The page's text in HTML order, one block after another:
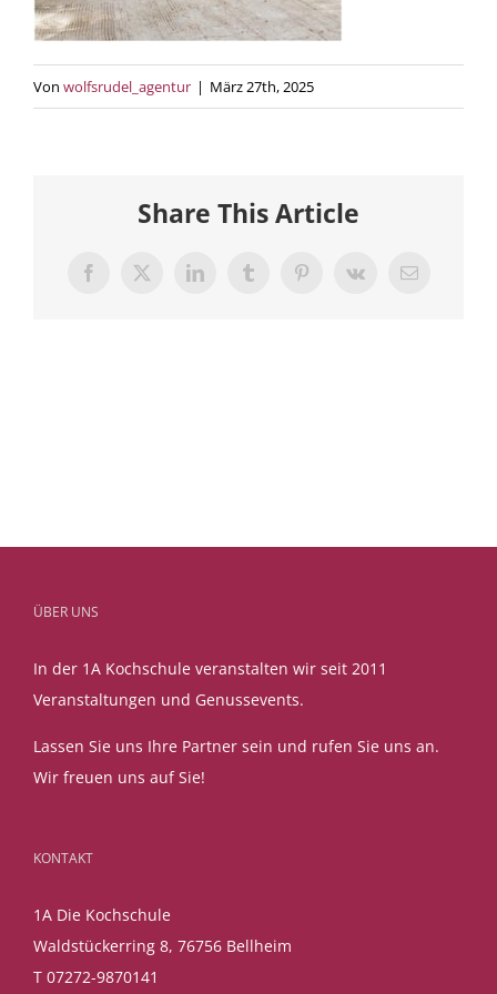
Von wolfsrudel_agentur | März 27th, 2025
Share This Article
Facebook
X LinkedInTumblrPinterestVk
E-
ÜBER UNS
In der 1A Kochschule veranstalten wir seit 2011
Veranstaltungen und Genussevents.
Lassen Sie uns Ihre Partner sein und rufen Sie uns an.
Wir freuen uns auf Sie!
KONTAKT
1A Die Kochschule
Waldstückerring 8, 76756 Bellheim
T 07272-9870141